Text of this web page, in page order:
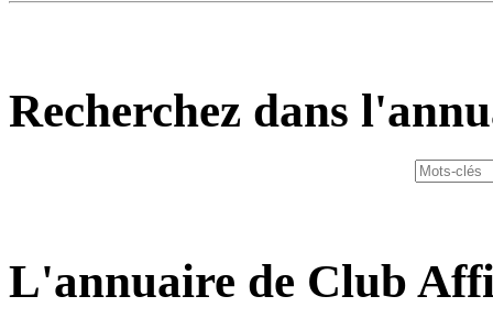
Recherchez dans
L'annuaire de Club